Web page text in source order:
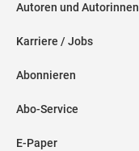
Autoren und Autorinnen
Karriere / Jobs
Abonnieren
Abo-Service
E-Paper